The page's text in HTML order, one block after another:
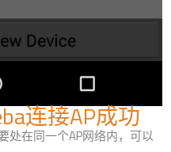
连接AP成功
处在同一个AP网络内，可以